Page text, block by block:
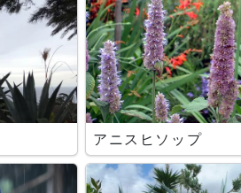
アニスヒソップ